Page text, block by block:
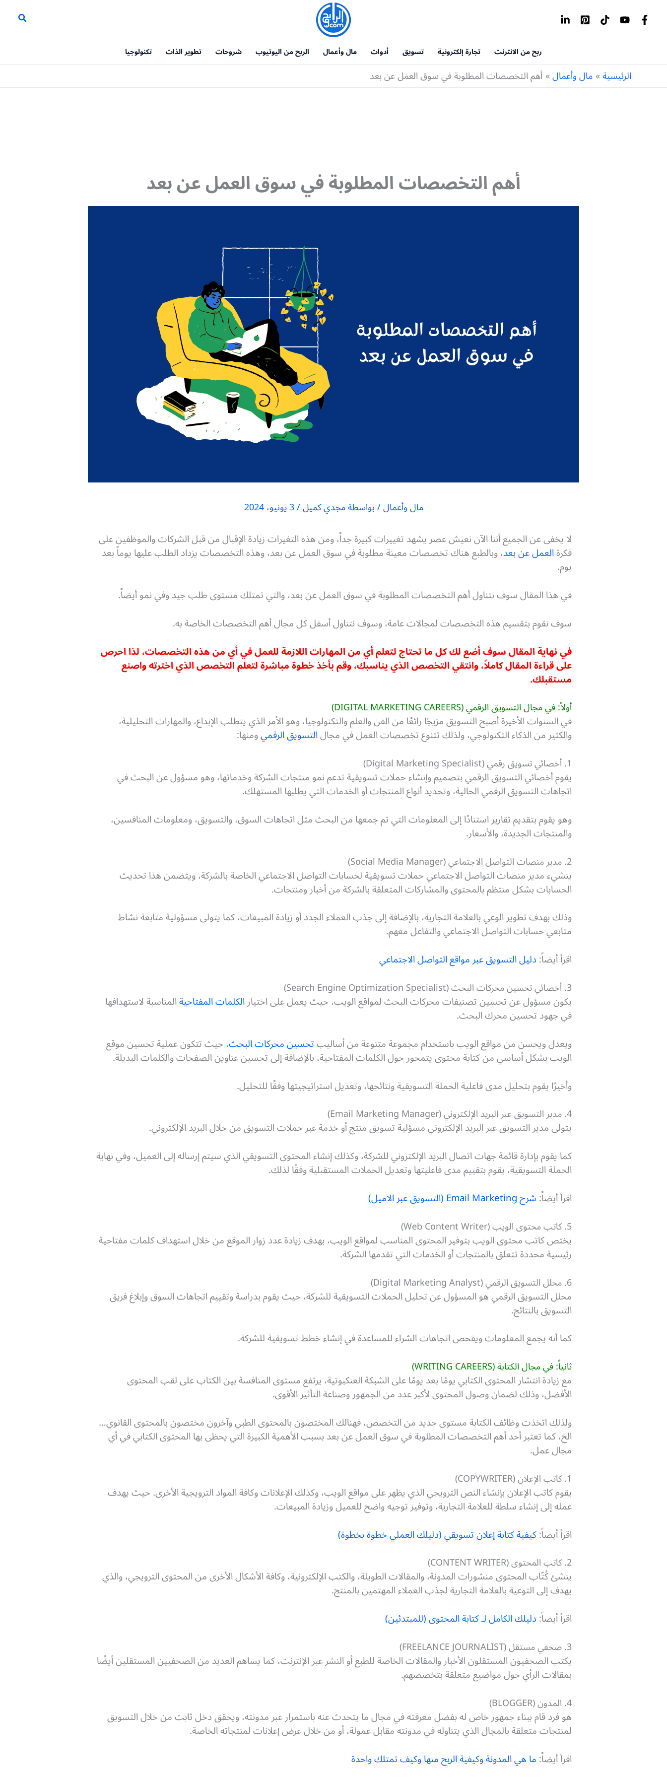
المحتوى
ربح من الانترنت تجارة إلكترونية تسويق أدوات مال وأعمال الربح من اليوتيوب شروحات تطوير الذات تكنولوجيا
الرئيسية مال وأعمال أهم التخصصات المطلوبة في سوق العمل عن بعد
أهم التخصصات المطلوبة في سوق العمل عن بعد
مال وأعمال/ بواسطةمجدي كميل/3 يونيو، 2024
لا يخفى عن الجميع أننا الآن نعيش عصر يشهد تغييرات كبيرة جداً، ومن هذه التغيرات زيادة الإقبال من قبل الشركات والموظفين على
فكرةالعمل عن بعد، وبالطبع هناك تخصصات معينة مطلوبة في سوق العمل عن بعد، وهذه التخصصات يزداد الطلب عليها يوماً بعد
يوم.
في هذا المقال سوف نتناول أهم التخصصات المطلوبة في سوق العمل عن بعد، والتي تمتلك مستوى طلب جيد وفي نمو أيضاً.
سوف نقوم بتقسيم هذه التخصصات لمجالات عامة، وسوف نتناول أسفل كل مجال أهم التخصصات الخاصة به.
في نهاية المقال سوف أضع لك كل ما تحتاج لتعلم أي من المهارات اللازمة للعمل في أي من هذه التخصصات، لذا احرص
على قراءة المقال كاملاً، وانتقي التخصص الذي يناسبك، وقم بأخذ خطوة مباشرة لتعلم التخصص الذي اخترته واصنع
مستقبلك.
أولاً: في مجال التسويق الرقمي (DIGITAL MARKETING CAREERS)
في السنوات الأخيرة أصبح التسويق مزيجًا رائعًا من الفن والعلم والتكنولوجيا، وهو الأمر الذي يتطلب الإبداع، والمهارات التحليلية،
والكثير من الذكاء التكنولوجي،ولذلك تتنوع تخصصات العمل في مجالالتسويق الرقميومنها:
1. أخصائي تسويق رقمي (Digital Marketing Specialist)
يقوم أخصائي التسويق الرقمي بتصميم وإنشاء حملات تسويقية تدعم نمو منتجات الشركة وخدماتها، وهو مسؤول عن البحث في
اتجاهات التسويق الرقمي الحالية، وتحديد أنواع المنتجات أو الخدمات التي يطلبها المستهلك.
وهو يقوم بتقديم تقارير استنادًا إلى المعلومات التي تم جمعها من البحث مثل اتجاهات السوق، والتسويق، ومعلومات المنافسين،
والمنتجات الجديدة، والأسعار.
2. مدير منصات التواصل الاجتماعي (Social Media Manager)
ينشيء مدير منصات التواصل الاجتماعي حملات تسويقية لحسابات التواصل الاجتماعي الخاصة بالشركة، ويتضمن هذا تحديث
الحسابات بشكل منتظم بالمحتوى والمشاركات المتعلقة بالشركة من أخبار ومنتجات.
وذلك بهدف تطوير الوعي بالعلامة التجارية، بالإضافة إلى جذب العملاء الجدد أو زيادة المبيعات، كما يتولى مسؤولية متابعة نشاط
متابعي حسابات التواصل الاجتماعي والتفاعل معهم.
اقرأ أيضاً:دليل التسويق عبر مواقع التواصل الاجتماعي
3. أخصائي تحسين محركات البحث (Search Engine Optimization Specialist)
يكون مسؤول عن تحسين تصنيفات محركات البحث لمواقع الويب، حيث يعمل على اختيارالكلمات المفتاحيةالمناسبة لاستهدافها
في جهود تحسين محرك البحث.
ويعدل ويحسن من مواقع الويب باستخدام مجموعة متنوعة من أساليبتحسين محركات البحث، حيث تتكون عملية تحسين موقع
الويب بشكل أساسي من كتابة محتوى يتمحور حول الكلمات المفتاحية، بالإضافة إلى تحسين عناوين الصفحات والكلمات البديلة.
وأخيرًا يقوم بتحليل مدى فاعلية الحملة التسويقية ونتائجها، وتعديل استراتيجيتها وفقًا للتحليل.
4. مدير التسويق عبر البريد الإلكتروني (Email Marketing Manager)
يتولى مدير التسويق عبر البريد الإلكتروني مسؤلية تسويق منتج أو خدمة عبر حملات التسويق من خلال البريد الإلكتروني.
كما يقوم بإدارة قائمة جهات اتصال البريد الإلكتروني للشركة، وكذلك إنشاء المحتوى التسويقي الذي سيتم إرساله إلى العميل، وفي نهاية
الحملة التسويقية، يقوم بتقييم مدى فاعليتها وتعديل الحملات المستقبلية وفقًا لذلك.
اقرأ أيضاً:شرح Email Marketing (التسويق عبر الاميل)
5. كاتب محتوى الويب (Web Content Writer)
يختص كاتب محتوى الويب بتوفير المحتوى المناسب لمواقع الويب، بهدف زيادة عدد زوار الموقع من خلال استهداف كلمات مفتاحية
رئيسية محددة تتعلق بالمنتجات أو الخدمات التي تقدمها الشركة.
6. محلل التسويق الرقمي (Digital Marketing Analyst)
محلل التسويق الرقمي هو المسؤول عن تحليل الحملات التسويقية للشركة، حيث يقوم بدراسة وتقييم اتجاهات السوق وإبلاغ فريق
التسويق بالنتائج.
كما أنه يجمع المعلومات ويفحص اتجاهات الشراء للمساعدة في إنشاء خطط تسويقية للشركة.
ثانياً: في مجال الكتابة (WRITING CAREERS)
مع زيادة انتشار المحتوى الكتابي يومًا بعد يومًا على الشبكة العنكبوتية، يرتفع مستوى المنافسة بين الكتاب على لقب المحتوى
الأفضل، وذلك لضمان وصول المحتوى لأكبر عدد من الجمهور وصناعة التأثير الأقوى.
ولذلك اتخذت وظائف الكتابة مستوى جديد من التخصص، فهنالك المختصون بالمحتوى الطبي وآخرون مختصون بالمحتوى القانوي…
الخ، كما تعتبر أحد أهم التخصصات المطلوبة في سوق العمل عن بعد بسبب الأهمية الكبيرة التي يحظى بها المحتوى الكتابي في أي
مجال عمل.
1. كاتب الإعلان (COPYWRITER)
يقوم كاتب الإعلان بإنشاء النص الترويجي الذي يظهر على مواقع الويب، وكذلك الإعلانات وكافة المواد الترويجية الأخرى. حيث يهدف
عمله إلى إنشاء سلطة للعلامة التجارية، وتوفير توجيه واضح للعميل وزيادة المبيعات.
اقرأ أيضاً:كيفية كتابة إعلان تسويقي (دليلك العملي خطوة بخطوة)
2. كاتب المحتوى (CONTENT WRITER)
ينشئ كُتّاب المحتوى منشورات المدونة، والمقالات الطويلة، والكتب الإلكترونية، وكافة الأشكال الأخرى من المحتوى الترويجي، والذي
يهدف إلى التوعية بالعلامة التجارية لجذب العملاء المهتمين بالمنتج.
اقرأ أيضاً:دليلك الكامل لـ كتابة المحتوى (للمبتدئين)
3. صحفي مستقل (FREELANCE JOURNALIST)
يكتب الصحفيون المستقلون الأخبار والمقالات الخاصة للطبع أو النشر عبر الإنترنت، كما يساهم العديد من الصحفيين المستقلين أيضًا
بمقالات الرأي حول مواضيع متعلقة بتخصصهم.
4. المدون (BLOGGER)
هو فرد قام ببناء جمهور خاص له بفضل معرفته في مجال ما يتحدث عنه باستمرار عبر مدونته، ويحقق دخل ثابت من خلال التسويق
لمنتجات متعلقة بالمجال الذي يتناوله في مدونته مقابل عمولة، أو من خلال عرض إعلانات لمنتجاته الخاصة.
اقرأ أيضاً:ما هي المدونة وكيفية الربح منها وكيف تمتلك واحدة